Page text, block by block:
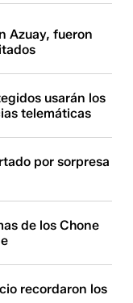
Azuay, fueron
usarán los
telemáticas
por sorpresa
de los Chone
recordaron los